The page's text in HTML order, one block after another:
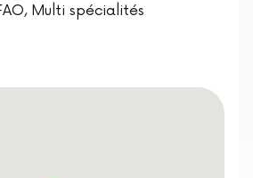
Multi spécialités